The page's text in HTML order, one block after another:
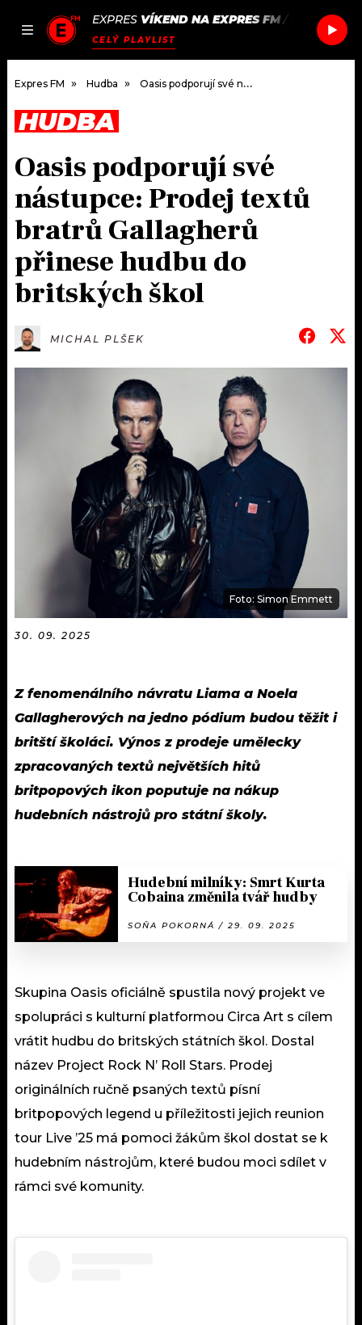
JAK
SEZNAM.CZ
EXPRES VÍKEND NA EXPRES FM/ SAMMY
CELÝ PLAYLIST
DOMŮ
ČLÁNKY
HUDBA
ROZHOVORY
#NEBUDUDOMA
KALENDÁŘ
KULTURA
MIX
PODCASTY
JAK NALADIT
RÁDIO
APLIKACE
SOUTĚŽE
Expres FM Hudba Oasis podporují své nástupce: Prodej textů bratrů Gallagherů přinese hudbu do britských škol
HUDBA
Oasis podporují své
nástupce: Prodej textů
bratrů Gallagherů
přinese hudbu do
britských škol
MICHAL PLŠEK
Foto: Simon Emmett
30. 09. 2025
Z fenomenálního návratu Liama a Noela
Gallagherových na jedno pódium budou těžit i
britští školáci. Výnos z prodeje umělecky
zpracovaných textů největších hitů
britpopových ikon poputuje na nákup
hudebních nástrojů pro státní školy.
Hudební milníky: Smrt Kurta
Cobaina změnila tvář hudby
SOŇA POKORNÁ / 29. 09. 2025
Skupina Oasis oficiálně spustila nový projekt ve
spolupráci s kulturní platformou Circa Art s cílem
vrátit hudbu do britských státních škol. Dostal
název Project Rock N’ Roll Stars. Prodej
originálních ručně psaných textů písní
britpopových legend u příležitosti jejich reunion
tour Live ’25 má pomoci žákům škol dostat se k
hudebním nástrojům, které budou moci sdílet v
rámci své komunity.